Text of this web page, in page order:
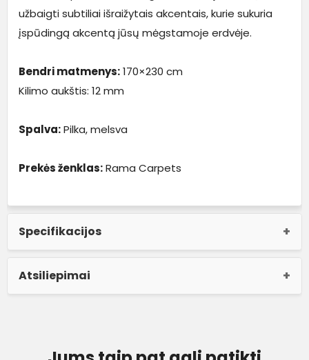
užbaigti subtiliai išraižytais akcentais, kurie sukuria
įspūdingą akcentą jūsų mėgstamoje erdvėje.
Bendri matmenys:170×230 cm
Kilimo aukštis: 12 mm
Spalva:Pilka, melsva
Prekės ženklas:Rama Carpets
Specifikacijos
Atsiliepimai